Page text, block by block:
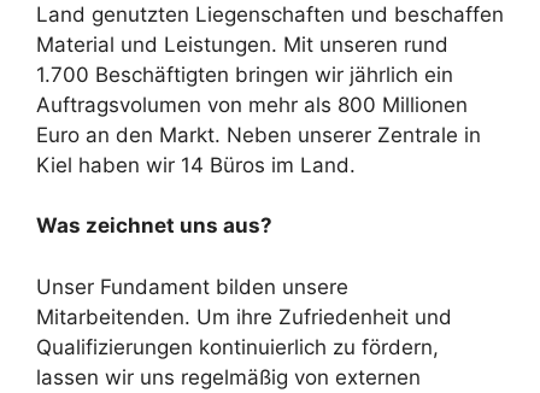
Land genutzten Liegenschaften und beschaffen
Material und Leistungen. Mit unseren rund
1.700 Beschäftigten bringen wir jährlich ein
Auftragsvolumen von mehr als 800 Millionen
Euro an den Markt. Neben unserer Zentrale in
Kiel haben wir 14 Büros im Land.
Was zeichnet uns aus?
Unser Fundament bilden unsere
Mitarbeitenden. Um ihre Zufriedenheit und
Qualifizierungen kontinuierlich zu fördern,
lassen wir uns regelmäßig von externen